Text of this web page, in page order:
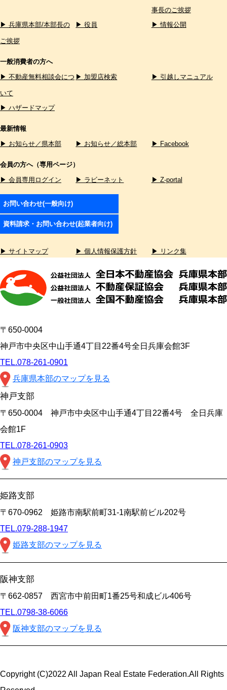
事長のご挨拶
▶ 兵庫県本部/本部長の
ご挨拶
▶ 役員 ▶ 情報公開
一般消費者の方へ
▶ 不動産無料相談会につ
いて
▶ 加盟店検索 ▶ 引越しマニュアル
▶ ハザードマップ
最新情報
▶ お知らせ／県本部
▶ お知らせ／総本部 ▶ Facebook
会員の方へ（専用ページ）
▶ 会員専用ログイン
▶ ラビーネット ▶ Z-portal
お問い合わせ(一般向け)
資料請求・お問い合わせ(起業者向け)
▶ サイトマップ ▶ 個人情報保護方針 ▶ リンク集
〒650-0004
神戸市中央区中山手通4丁目22番4号全日兵庫会館3F
TEL.078-261-0901
兵庫県本部のマップを見る
神戸支部
〒650-0004 神戸市中央区中山手通4丁目22番4号 全日兵庫
会館1F
TEL.078-261-0903
神戸支部のマップを見る
姫路支部
〒670-0962 姫路市南駅前町31-1南駅前ビル202号
TEL.079-288-1947
姫路支部のマップを見る
阪神支部
〒662-0857 西宮市中前田町1番25号和成ビル406号
TEL.0798-38-6066
阪神支部のマップを見る
Copyright (C)2022 All Japan Real Estate Federation.All Rights